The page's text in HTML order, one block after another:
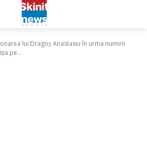
lui Dragoș Anastasiu în urma numirii
pe...